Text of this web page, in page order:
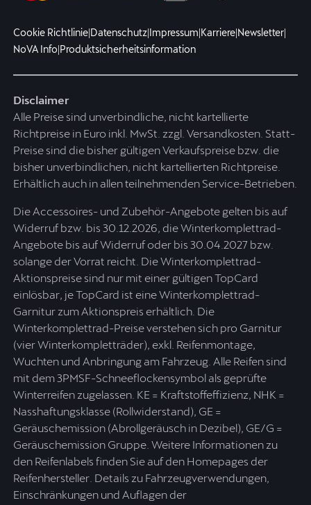
Cookie Richtlinie|Datenschutz|Impressum|Karriere|Newsletter|
NoVA Info|Produktsicherheitsinformation
Disclaimer
Alle Preise sind unverbindliche, nicht kartellierte
Richtpreise in Euro inkl. MwSt. zzgl. Versandkosten. Statt-
Preise sind die bisher gültigen Verkaufspreise bzw. die
bisher unverbindlichen, nicht kartellierten Richtpreise.
Erhältlich auch in allen teilnehmenden Service-Betrieben.
Die Accessoires- und Zubehör-Angebote gelten bis auf
Widerruf bzw. bis 30.12.2026, die Winterkomplettrad-
Angebote bis auf Widerruf oder bis 30.04.2027 bzw.
solange der Vorrat reicht. Die Winterkomplettrad-
Aktionspreise sind nur mit einer gültigen TopCard
einlösbar, je TopCard ist eine Winterkomplettrad-
Garnitur zum Aktionspreis erhältlich. Die
Winterkomplettrad-Preise verstehen sich pro Garnitur
(vier Winterkompletträder), exkl. Reifenmontage,
Wuchten und Anbringung am Fahrzeug. Alle Reifen sind
mit dem 3PMSF-Schneeflockensymbol als geprüfte
Winterreifen zugelassen. KE = Kraftstoffeffizienz, NHK =
Nasshaftungsklasse (Rollwiderstand), GE =
Geräuschemission (Abrollgeräusch in Dezibel), GE/G =
Geräuschemission Gruppe. Weitere Informationen zu
den Reifenlabels finden Sie auf den Homepages der
Reifenhersteller. Details zu Fahrzeugverwendungen,
Einschränkungen und Auflagen der